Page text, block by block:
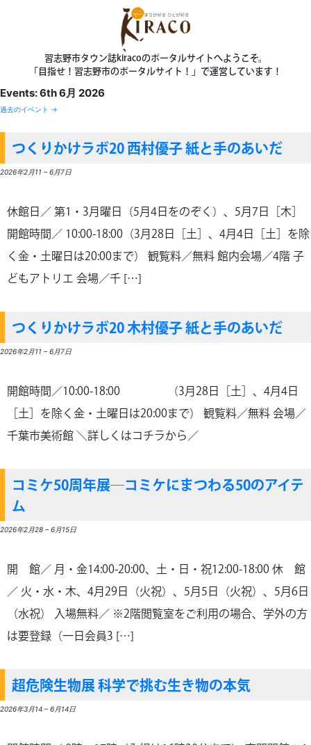
習志野市タウン誌kiracoのポータルサイトへようこそ。
「目指せ！習志野市のポータルサイト！」で運営しています！
Events: 6th 6月 2026
過去のイベント →
つくりかけラボ20 西村優子 紙と手のあいだ
2026年2月11 –6月7日
休館日／ 第1・3月曜日（5月4日をのぞく）、5月7日［木］
開館時間／ 10:00-18:00（3月28日［土］、4月4日［土］を除
く金・土曜日は20:00まで） 観覧料／無料 館内会場／4階 子
どもアトリエ 会場／千 […]
つくりかけラボ20 木村優子 紙と手のあいだ
2026年2月11 –6月7日
開館時間／10:00-18:00 （3月28日［土］、4月4日
［土］を除く金・土曜日は20:00まで） 観覧料／無料 会場／
千葉市美術館 ＼詳しくはコチラから／
コミケ50周年展―コミケにまつわる50のアイテ
ム
2026年2月28 –6月15日
開 館／ 月・金14:00-20:00、土・日・祝12:00-18:00 休 館
／ 火・水・木、4月29日（火祝）、5月5日（火祝）、5月6日
（水祝） 入場無料／ ※2階閲覧室をご利用の場合、学外の方
は要登録（一日会員3 […]
超危険生物展 科学で挑む生き物の本気
2026年3月14 –6月14日